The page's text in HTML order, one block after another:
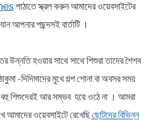
পাঠাতে স্ক্রল করুন আমাদের ওয়েবসাইটের
আপনার পছন্দসই বার্তাটি ।
উন্নতি হওয়ার সাথে সাথে শিশুরা তাদের শৈশব
-দিদিমাদের মুখে গল্প শোনা বা অবসর সময়
বহু শিশুদেরই আর সম্ভব হয়ে ওঠে না । আমরা
আমাদের ওয়েবসাইটে রেখেছিছোটদের বিভিন্ন